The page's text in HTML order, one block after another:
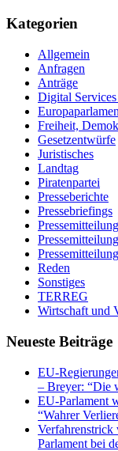
Kategorien
Allgemein
Anfragen
Anträge
Digital
Freiheit,
Gesetzentwürfe
Juristisches
Landtag
Piratenpartei
Presseberichte
Pressebriefings
Pressemitteilung
Reden
Sonstiges
TERREG
Wirtschaft und
Neueste Beiträge
EU-
– Breyer: “Die
EU-Parlament
“Wahrer
Verfahrenstrick
Parlament bei